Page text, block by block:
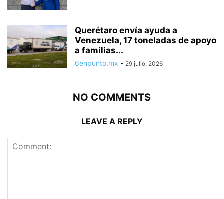
Querétaro envía ayuda a
Venezuela, 17 toneladas de apoyo
a familias...
6enpunto.mx - 29 julio, 2026
NO COMMENTS
LEAVE A REPLY